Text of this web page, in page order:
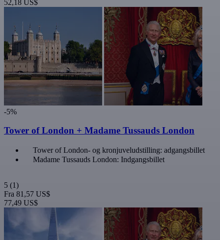
52,18 US$
-5%
Tower of London + Madame Tussauds London
Tower of London- og kronjuveludstilling: adgangsbillet
Madame Tussauds London: Indgangsbillet
5 (1)
Fra 81,57 US$
77,49 US$